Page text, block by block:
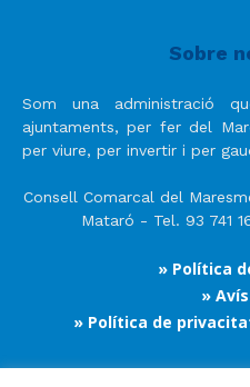
Sobre
Som una administració
ajuntaments, per fer del
per viure, per invertir i per
Consell Comarcal del
Mataró - Tel. 93 741
» Política
»
» Política de